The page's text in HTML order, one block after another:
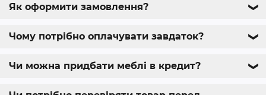
Як оформити замовлення? ❯
Чому потрібно оплачувати завдаток? ❯
Чи можна придбати меблі в кредит? ❯